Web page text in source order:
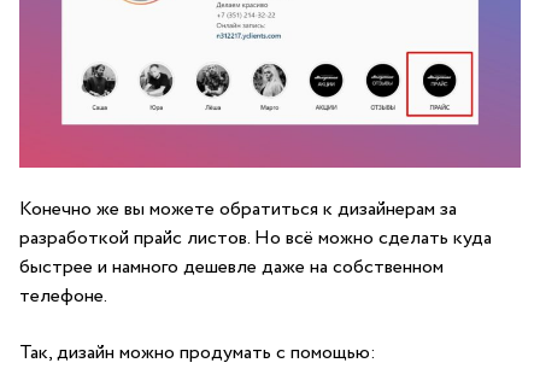
Конечно же вы можете обратиться к дизайнерам за
разработкой прайс листов. Но всё можно сделать куда
быстрее и намного дешевле даже на собственном
телефоне.
Так, дизайн можно продумать с помощью: